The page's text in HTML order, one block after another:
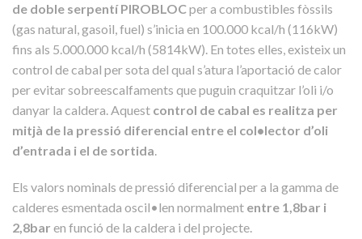
de doble serpentí PIROBLOCper a combustibles fòssils
(gas natural, gasoil, fuel) s’inicia en 100.000 kcal/h (116kW)
fins als 5.000.000 kcal/h (5814kW). En totes elles, existeix un
control de cabal per sota del qual s’atura l’aportació de calor
per evitar sobreescalfaments que puguin craquitzar l’oli i/o
danyar la caldera. Aquest control de cabal es realitza per
mitjà de la pressió diferencial entre el col•lector d’oli
d’entrada i el de sortida.
Els valors nominals de pressió diferencial per a la gamma de
calderes esmentada oscil•len normalment entre 1,8bar i
2,8bar en funció de la caldera i del projecte.